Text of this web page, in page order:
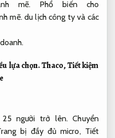
mẽ. Phổ biến cho
mẽ.du lịch công ty và các
lựa chọn.Thaco,Tiết kiệm
25 người trở lên.Chuyển
bị đầy đủ micro, Tiết